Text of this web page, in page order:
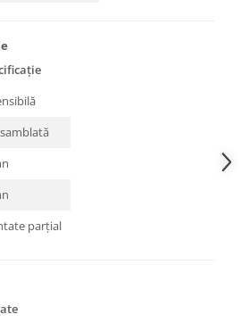
parțial